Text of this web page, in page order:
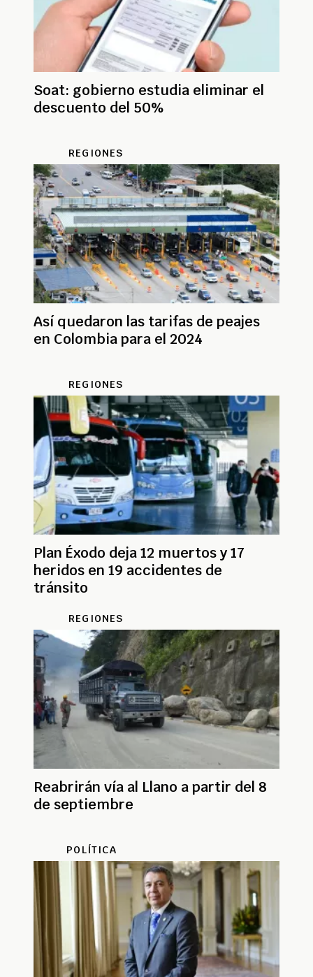
Soat: gobierno estudia eliminar el
descuento del 50%
REGIONES
Así quedaron las tarifas de peajes
en Colombia para el 2024
REGIONES
Plan Éxodo deja 12 muertos y 17
heridos en 19 accidentes de
tránsito
REGIONES
Reabrirán vía al Llano a partir del 8
de septiembre
POLÍTICA